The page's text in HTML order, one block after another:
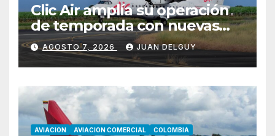
Clic Air amplía su operación
de temporada con nuevas
rutas hacia Cartagena y Tolú
AGOSTO 7, 2026 JUAN DELGUY
AVIACION AVIACION COMERCIAL COLOMBIA